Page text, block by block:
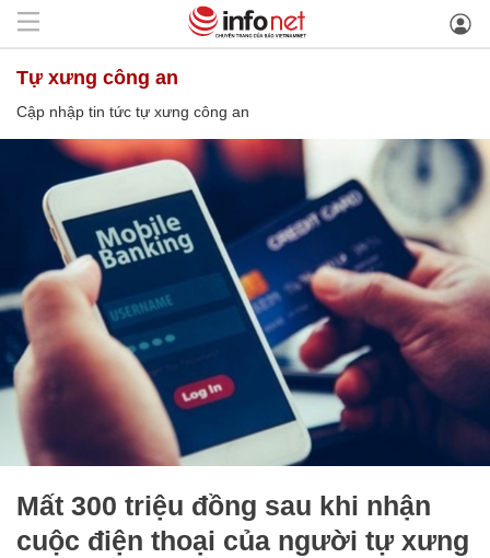
tự xưng công an
Cập nhập tin tức tự xưng công an
Mất 300 triệu đồng sau khi nhận
cuộc điện thoại của người tự xưng